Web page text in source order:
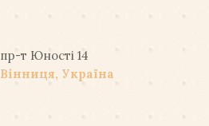
пр-т Юності 14
Вінниця, Україна